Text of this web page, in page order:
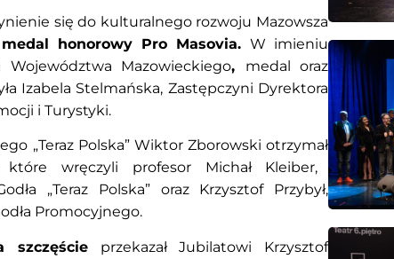
się do kulturalnego rozwoju Mazowsza
medal honorowy Pro Masovia. W imieniu
Województwa Mazowieckiego, medal oraz
Izabela Stelmańska, Zastępczyni Dyrektora
i Turystyki.
„Teraz Polska” Wiktor Zborowski otrzymał
wręczyli profesor Michał Kleiber,
„Teraz Polska” oraz Krzysztof Przybył,
Promocyjnego.
szczęście przekazał Jubilatowi Krzysztof